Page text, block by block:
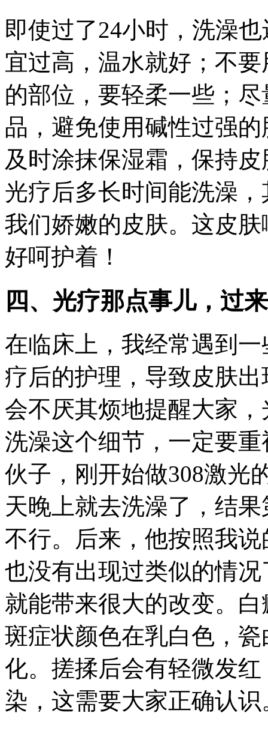
即使过了24小时，洗澡
宜过高，温水就好；不
的部位，要轻柔一些；
品，避免使用碱性过强
及时涂抹保湿霜，保持
光疗后多长时间能洗澡
我们娇嫩的皮肤。这皮
好呵护着！
四、光疗那点事儿，过
在临床上，我经常遇到
疗后的护理，导致皮肤
会不厌其烦地提醒大家
洗澡这个细节，一定要
伙子，刚开始做308激光
天晚上就去洗澡了，结
不行。后来，他按照我
也没有出现过类似的情
就能带来很大的改变。
斑症状颜色在乳白色，
化。搓揉后会有轻微发
染，这需要大家正确认识